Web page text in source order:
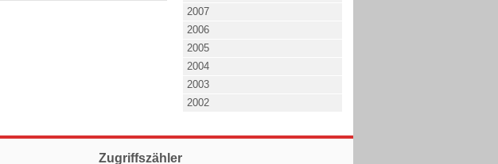
2007
2006
2005
2004
2003
2002
Zugriffszähler